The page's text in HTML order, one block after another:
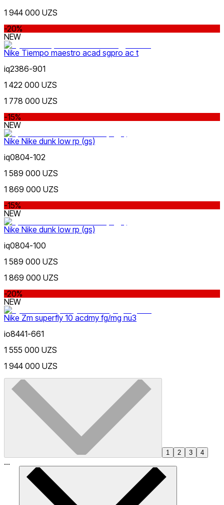
1 944 000 UZS
-20%
NEW
Nike Tiempo maestro acad sgpro ac t
iq2386-901
1 422 000 UZS
1 778 000 UZS
-15%
NEW
Nike Nike dunk low rp (gs)
iq0804-102
1 589 000 UZS
1 869 000 UZS
-15%
NEW
Nike Nike dunk low rp (gs)
iq0804-100
1 589 000 UZS
1 869 000 UZS
-20%
NEW
Nike Zm superfly 10 acdmy fg/mg nu3
io8441-661
1 555 000 UZS
1 944 000 UZS
1 2 3 4
...